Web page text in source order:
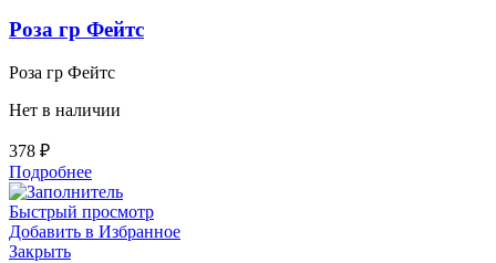
Роза гр Фейтс
Роза гр Фейтс
Нет в наличии
378 ₽
Подробнее
Быстрый просмотр
Добавить в Избранное
Закрыть